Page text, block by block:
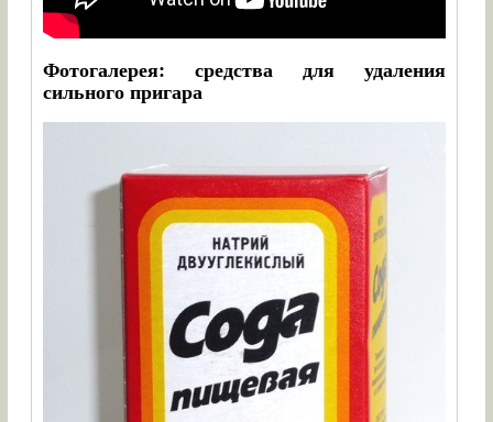
Фотогалерея: средства для удаления
сильного пригара